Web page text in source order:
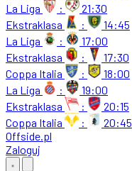
La Liga
:
21:30
Ekstraklasa
:
14:45
La Liga
:
17:00
Ekstraklasa
:
17:30
Coppa Italia
:
18:00
La Liga
:
19:00
Ekstraklasa
:
20:15
Coppa Italia
:
20:45
Offside.pl
Zaloguj